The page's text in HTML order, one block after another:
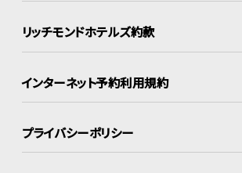
リッチモンドホテルズ約款
インターネット予約利用規約
プライバシーポリシー